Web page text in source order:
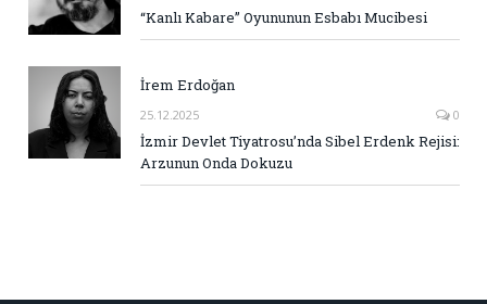
“Kanlı Kabare” Oyununun Esbabı Mucibesi
İrem Erdoğan
25.12.2025 0
İzmir Devlet Tiyatrosu’nda Sibel Erdenk Rejisi:
Arzunun Onda Dokuzu